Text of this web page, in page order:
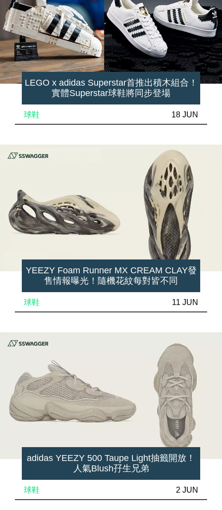
LEGO x adidas Superstar首推出積木組合！
實體Superstar球鞋將同步登場
球鞋 18 JUN
YEEZY Foam Runner MX CREAM CLAY發
售情報曝光！隨機花紋每對皆不同
球鞋 11 JUN
adidas YEEZY 500 Taupe Light抽籤開放！
人氣Blush孖生兄弟
球鞋 2 JUN